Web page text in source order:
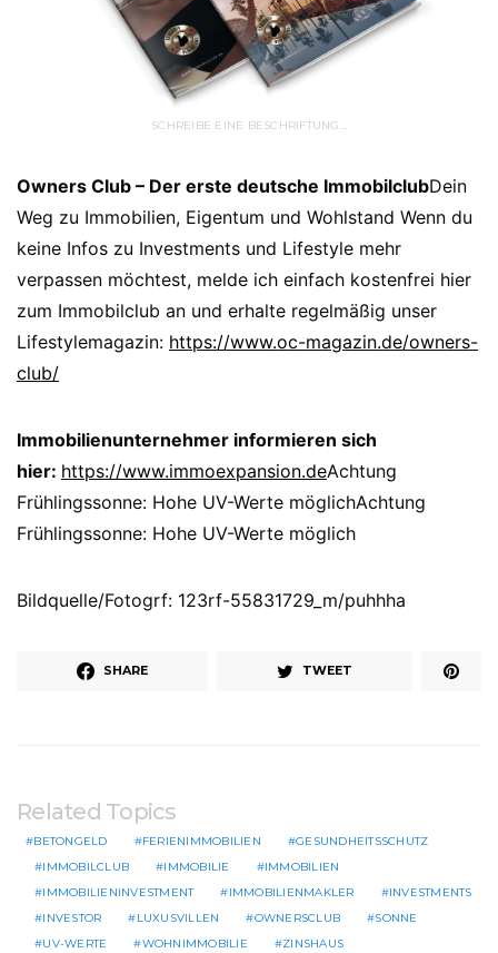
SCHREIBE EINE BESCHRIFTUNG…
Owners Club – Der erste deutsche ImmobilclubDein
Weg zu Immobilien, Eigentum und Wohlstand Wenn du
keine Infos zu Investments und Lifestyle mehr
verpassen möchtest, melde ich einfach kostenfrei hier
zum Immobilclub an und erhalte regelmäßig unser
Lifestylemagazin: https://www.oc-magazin.de/owners-
club/
Immobilienunternehmer informieren sich
hier: https://www.immoexpansion.deAchtung
Frühlingssonne: Hohe UV-Werte möglichAchtung
Frühlingssonne: Hohe UV-Werte möglich
Bildquelle/Fotogrf: 123rf-55831729_m/puhhha
SHARE TWEET
Related Topics
BETONGELD FERIENIMMOBILIEN
GESUNDHEITSSCHUTZ
IMMOBILCLUB
IMMOBILIE
IMMOBILIEN
IMMOBILIENINVESTMENT
IMMOBILIENMAKLER
INVESTMENTS
INVESTOR
LUXUSVILLEN OWNERSCLUB
SONNE
UV-WERTE
WOHNIMMOBILIE ZINSHAUS